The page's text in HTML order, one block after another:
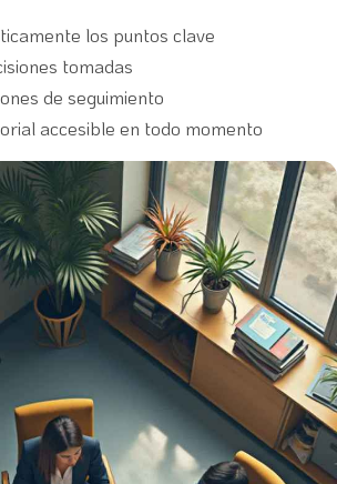
los puntos clave
tomadas
de seguimiento
accesible en todo momento